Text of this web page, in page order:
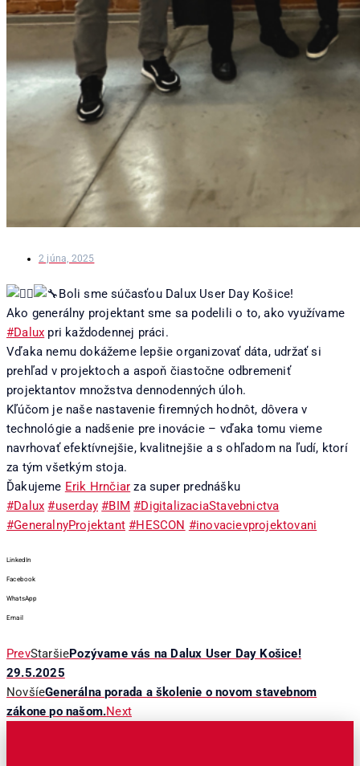
2 júna, 2025
Boli sme súčasťou Dalux User Day Košice!
Ako generálny projektant sme sa podelili o to, ako využívame
#Dalux pri každodennej práci.
Vďaka nemu dokážeme lepšie organizovať dáta, udržať si
prehľad v projektoch a aspoň čiastočne odbremeniť
projektantov množstva dennodenných úloh.
Kľúčom je naše nastavenie firemných hodnôt, dôvera v
technológie a nadšenie pre inovácie – vďaka tomu vieme
navrhovať efektívnejšie, kvalitnejšie a s ohľadom na ľudí, ktorí
za tým všetkým stoja.
Ďakujeme Erik Hrnčiar za super prednášku
#Dalux #userday #BIM #DigitalizaciaStavebnictva
#GeneralnyProjektant #HESCON #inovacievprojektovani
LinkedIn
Facebook
WhatsApp
Email
PrevStaršiePozývame vás na Dalux User Day Košice!
29.5.2025
NovšíeGenerálna porada a školenie o novom stavebnom
zákone po našom.Next